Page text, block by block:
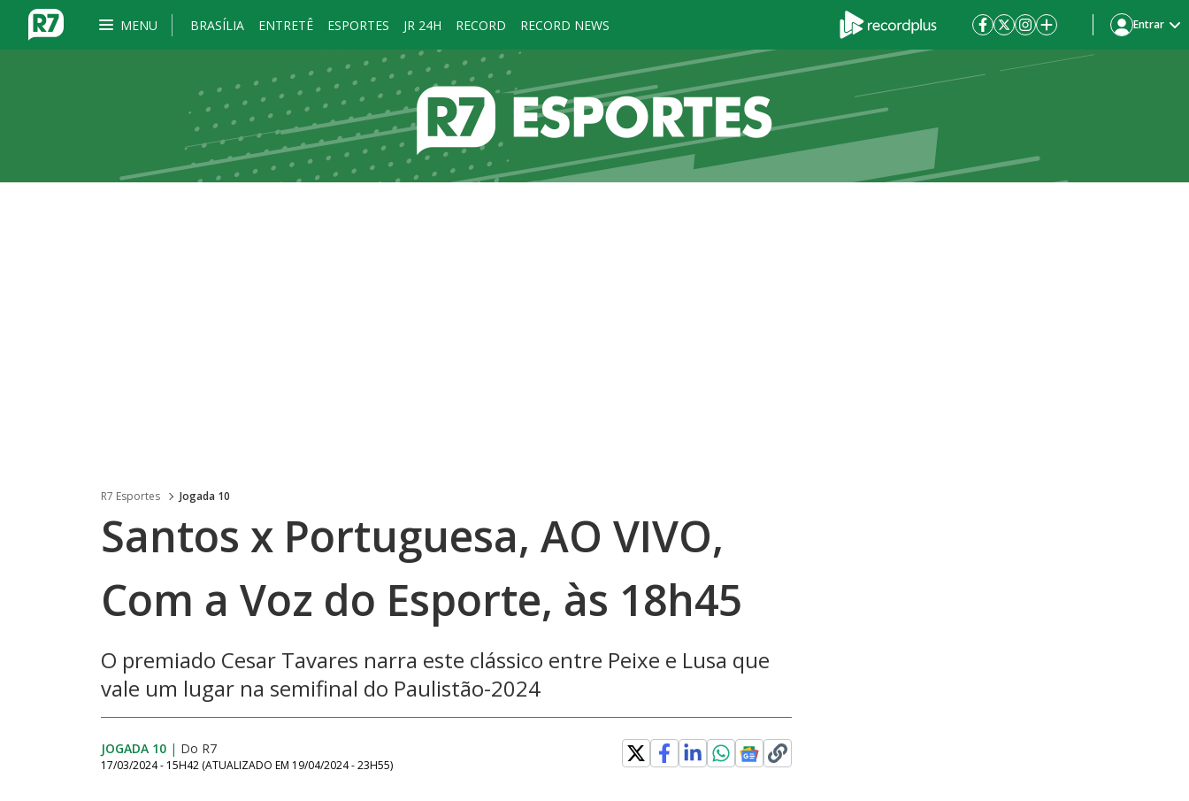
MENU BRASÍLIA ENTRETÊ ESPORTES JR 24H RECORD RECORD NEWS Entrar
R7 Esportes Jogada 10
Santos x Portuguesa, AO VIVO,
Com a Voz do Esporte, às 18h45
O premiado Cesar Tavares narra este clássico entre Peixe e Lusa que
vale um lugar na semifinal do Paulistão-2024
JOGADA 10 | Do R7
17/03/2024 - 15H42 (ATUALIZADO EM 19/04/2024 - 23H55)